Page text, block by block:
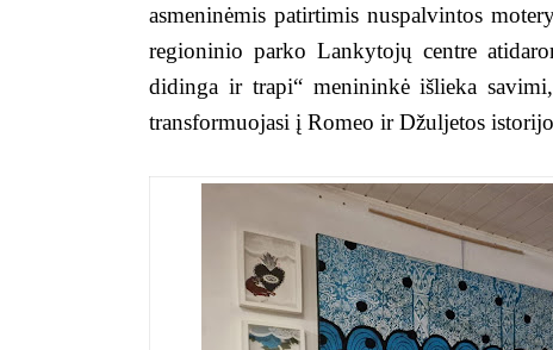
asmeninėmis patirtimis nuspalvintos
regioninio parko Lankytojų centre
didinga ir trapi“ menininkė išlieka
transformuojasi į Romeo ir Džuljetos